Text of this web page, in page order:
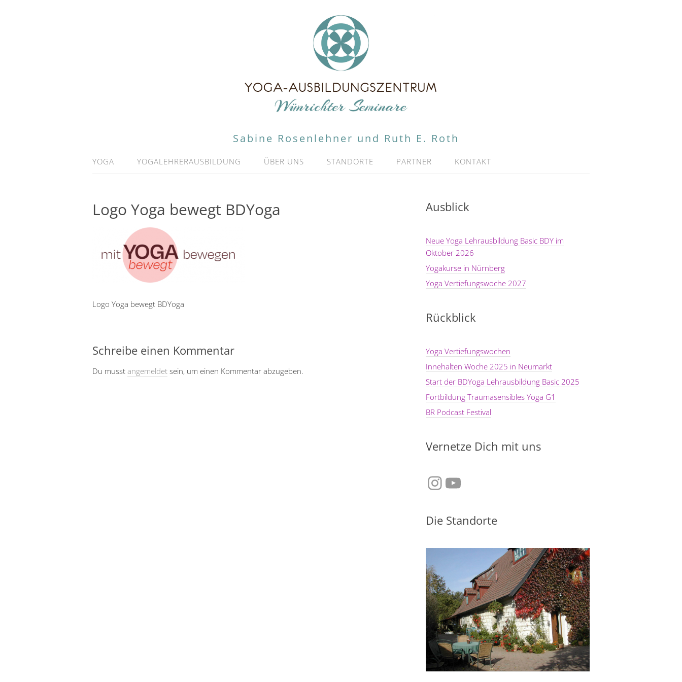
Sabine Rosenlehner und Ruth E. Roth
YOGA YOGALEHRERAUSBILDUNG ÜBER UNS STANDORTE PARTNER KONTAKT
Logo Yoga bewegt BDYoga
Logo Yoga bewegt BDYoga
Schreibe einen Kommentar
Du musst angemeldet sein, um einen Kommentar abzugeben.
Ausblick
Neue Yoga Lehrausbildung Basic BDY im
Oktober 2026
Yogakurse in Nürnberg
Yoga Vertiefungswoche 2027
Rückblick
Yoga Vertiefungswochen
Innehalten Woche 2025 in Neumarkt
Start der BDYoga Lehrausbildung Basic 2025
Fortbildung Traumasensibles Yoga G1
BR Podcast Festival
Vernetze Dich mit uns
Instagram
YouTube
Die Standorte